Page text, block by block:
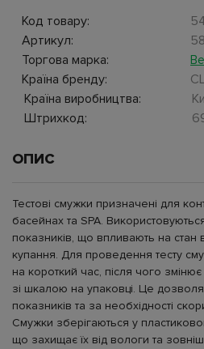
Код товару:
Артикул:
Торгова марка:
Країна бренду:
Країна виробництва:
Штрихкод:
ОПИС
Тестові смужки призначені для
басейнах та SPA.
показників, що впливають на стан
купання. Для проведення тесту
на короткий час, після чого
зі шкалою на упаковці. Це
показників та за необхідності
Смужки зберігаються у
що захищає їх від вологи та